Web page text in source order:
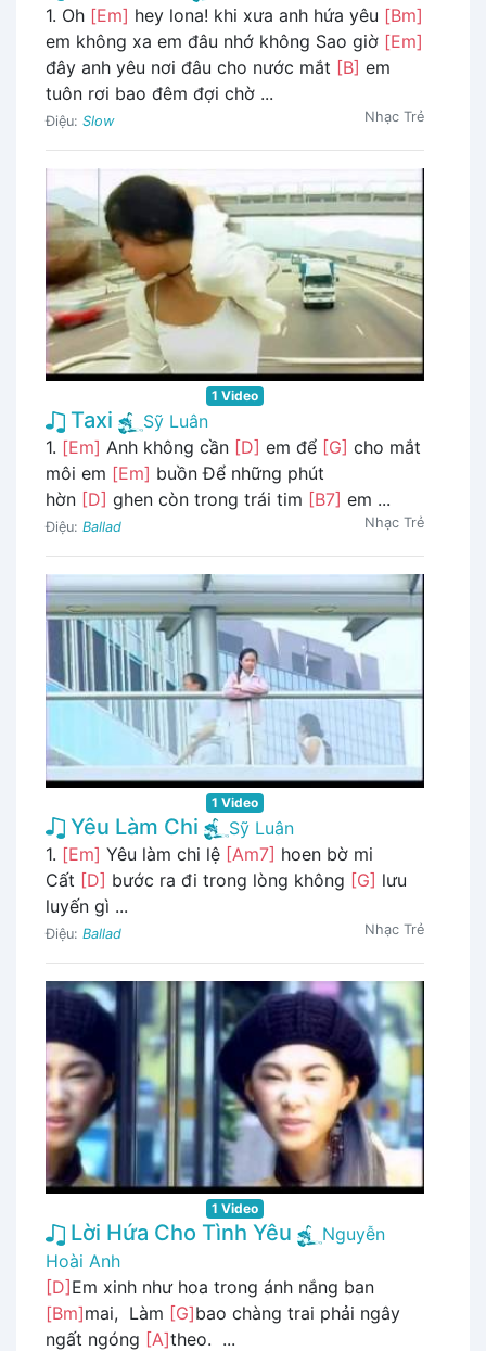
1. Oh [Em] hey lona! khi xưa anh hứa yêu [Bm]
em không xa em đâu nhớ không Sao giờ [Em]
đây anh yêu nơi đâu cho nước mắt [B] em
tuôn rơi bao đêm đợi chờ ...
Điệu: Slow Nhạc Trẻ
1 Video
Taxi
Sỹ Luân
1. [Em] Anh không cần [D] em để [G] cho mắt
môi em [Em] buồn Để những phút
hờn [D] ghen còn trong trái tim [B7] em ...
Điệu: Ballad Nhạc Trẻ
1 Video
Yêu Làm Chi
Sỹ Luân
1. [Em] Yêu làm chi lệ [Am7] hoen bờ mi
Cất [D] bước ra đi trong lòng không [G] lưu
luyến gì ...
Điệu: Ballad Nhạc Trẻ
1 Video
Lời Hứa Cho Tình Yêu
Nguyễn
Hoài Anh
[D]Em xinh như hoa trong ánh nắng ban
[Bm]mai, Làm [G]bao chàng trai phải ngây
ngất ngóng [A]theo. ...